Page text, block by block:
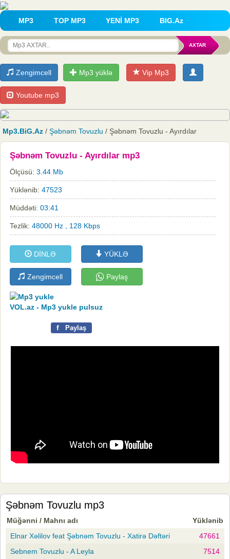
MP3 TOP MP3 YENİ MP3 BIG.Az
Zengimcell Mp3 yüklə Vip Mp3
Youtube mp3
Mp3.BiG.Az / Şəbnəm Tovuzlu / Şəbnəm Tovuzlu - Ayırdılar
Şəbnəm Tovuzlu - Ayırdılar mp3
Ölçüsü: 3.44 Mb
Yüklənib: 47523
Müddəti: 03:41
Tezlik: 48000 Hz , 128 Kbps
DİNLƏ YÜKLƏ
Zengimcell Paylaş
VOL.az - Mp3 yukle pulsuz
f Paylaş
Şəbnəm Tovuzlu mp3
Müğənni / Mahnı adı
Yüklənib
Elnar Xəlilov feat Şəbnəm Tovuzlu - Xatirə Dəftəri
47661
Sebnem Tovuzlu - A Leyla
7514